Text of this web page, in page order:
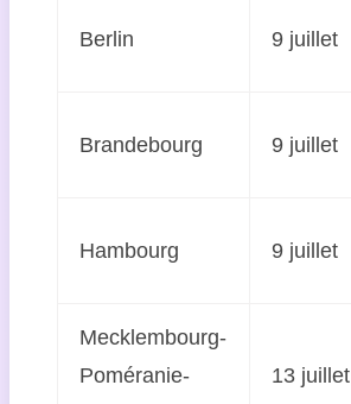
Berlin 9 juillet
Brandebourg 9 juillet
Hambourg 9 juillet
Mecklembourg-
Poméranie-
13 juillet